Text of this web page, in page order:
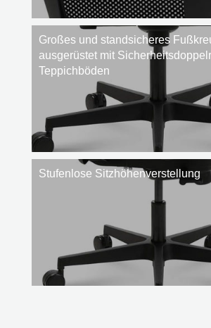
Großes und standsicheres
ausgerüstet mit
Teppichböden
Stufenlose Sitzhöhenverstellung